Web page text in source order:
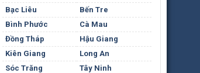
Bạc Liêu
Bến Tre
Bình Phước
Cà Mau
Đồng Tháp
Hậu Giang
Kiên Giang
Long An
Sóc Trăng
Tây Ninh